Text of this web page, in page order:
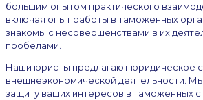
большим опытом практического
включая опыт работы в таможенных
знакомы с несовершенствами в их
пробелами.
Наши юристы предлагают юридическое
внешнеэкономической деятельности.
защиту ваших интересов в таможенных